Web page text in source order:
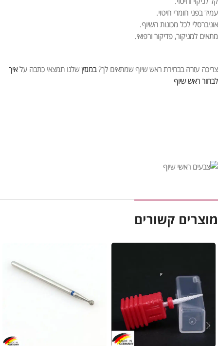
עמיד בפני חומרי חיטוי.
אוניברסלי לכל מכונות השיוף.
מתאים למניקור, פדיקור ורפואי.
צריכה עזרה בבחירת ראש שיוף שמתאים לך?במגזיןשלנו תמצאי כתבה על איך
לבחור ראש שיוף
מוצרים קשורים